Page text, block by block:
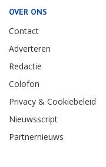
OVER ONS
Contact
Adverteren
Redactie
Colofon
Privacy & Cookiebeleid
Nieuwsscript
Partnernieuws